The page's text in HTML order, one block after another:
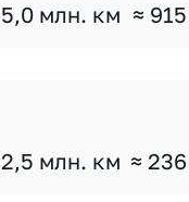
5,0 млн. км ≈
2,5 млн. км ≈